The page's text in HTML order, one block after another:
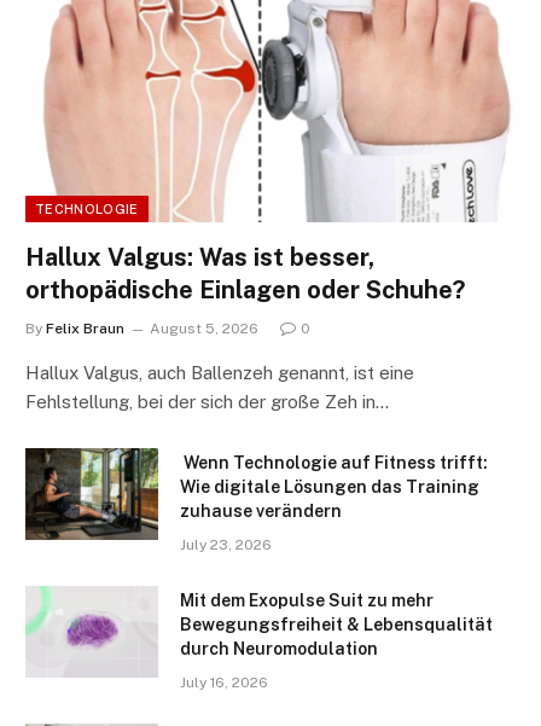
TECHNOLOGIE
Hallux Valgus: Was ist besser,
orthopädische Einlagen oder Schuhe?
By Felix Braun August 5, 2026 0
Hallux Valgus, auch Ballenzeh genannt, ist eine
Fehlstellung, bei der sich der große Zeh in…
Wenn Technologie auf Fitness trifft:
Wie digitale Lösungen das Training
zuhause verändern
July 23, 2026
Mit dem Exopulse Suit zu mehr
Bewegungsfreiheit & Lebensqualität
durch Neuromodulation
July 16, 2026